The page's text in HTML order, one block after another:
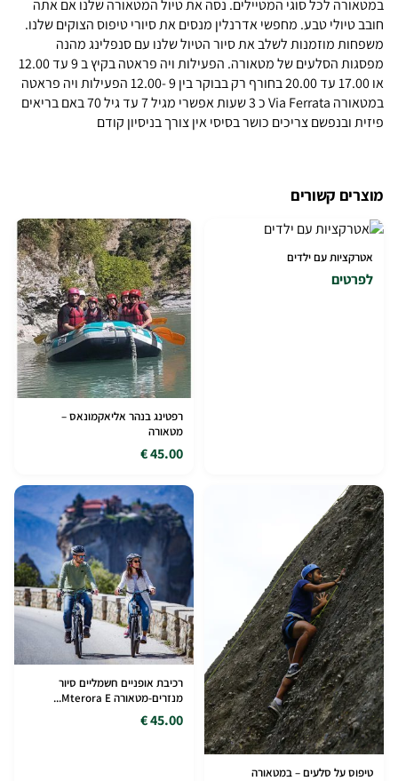
במטאורה לכל סוגי המטיילים. נסה את טיול המטאורה שלנו אם אתה
חובב טיולי טבע. מחפשי אדרנלין מנסים את סיורי טיפוס הצוקים שלנו.
משפחות מוזמנות לשלב את סיור הטיול שלנו עם סנפלינג מהנה
מפסגות הסלעים של מטאורה. הפעילות ויה פראטה בקיץ ב 9 עד 12.00
או 17.00 עד 20.00 בחורף רק בבוקר בין 9 -12.00 הפעילות ויה פראטה
במטאורה Via Ferrata כ 3 שעות אפשרי מגיל 7 עד גיל 70 באם בריאים
פיזית ובנפשם צריכים כושר בסיסי אין צורך בניסיון קודם
מוצרים קשורים
אטרקציות עם ילדים
לפרטים
רפטינג בנהר אליאקמונאס –
מטאורה
45.00 €
טיפוס על סלעים – במטאורה
רכיבת אופניים חשמליים סיור
מנזרים-מטאורה Mterora E...
45.00 €